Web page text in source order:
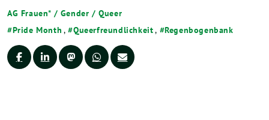
AG Frauen* / Gender / Queer
Pride Month , Queerfreundlichkeit, Regenbogenbank